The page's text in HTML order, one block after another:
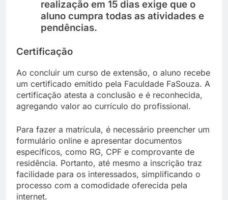
realização em 15 dias exige que o
aluno cumpra todas as atividades e
pendências.
Certificação
Ao concluir um curso de extensão, o aluno recebe
um certificado emitido pela Faculdade FaSouza. A
certificação atesta a conclusão e é reconhecida,
agregando valor ao currículo do profissional.
Para fazer a matrícula, é necessário preencher um
formulário online e apresentar documentos
específicos, como RG, CPF e comprovante de
residência. Portanto, até mesmo a inscrição traz
facilidade para os interessados, simplificando o
processo com a comodidade oferecida pela
internet.